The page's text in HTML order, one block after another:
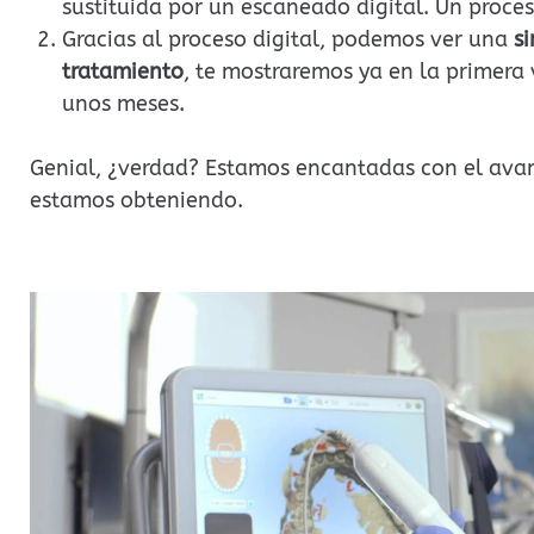
sustituida por un escaneado digital. Un
Gracias al proceso digital, podemos ver una
tratamiento, te mostraremos ya en la
unos meses.
Genial, ¿verdad? Estamos encantadas con el
estamos obteniendo.